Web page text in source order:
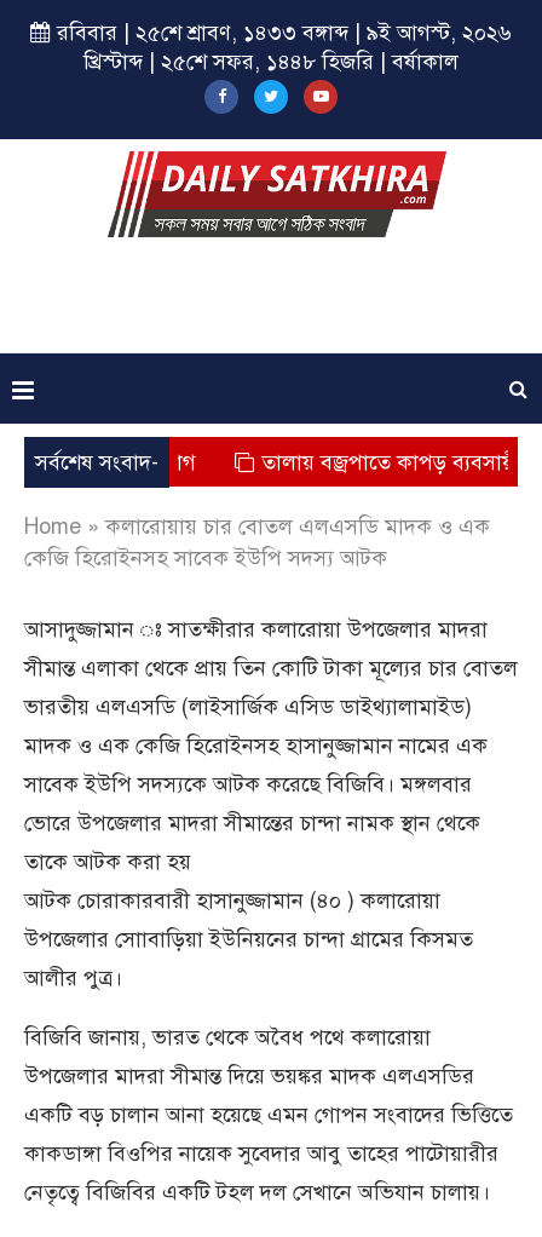
রবিবার | ২৫শে শ্রাবণ, ১৪৩৩ বঙ্গাব্দ | ৯ই আগস্ট, ২০২৬
খ্রিস্টাব্দ | ২৫শে সফর, ১৪৪৮ হিজরি | বর্ষাকাল
সর্বশেষ সংবাদ-
অভিযোগ তালায় বজ্রপাতে কাপড় ব্যবসায়ীর মৃত্যু
Home »কলারোয়ায় চার বোতল এলএসডি মাদক ও এক
কেজি হিরোইনসহ সাবেক ইউপি সদস্য আটক
আসাদুজ্জামান ঃ সাতক্ষীরার কলারোয়া উপজেলার মাদরা
সীমান্ত এলাকা থেকে প্রায় তিন কোটি টাকা মূল্যের চার বোতল
ভারতীয় এলএসডি (লাইসার্জিক এসিড ডাইথ্যালামাইড)
মাদক ও এক কেজি হিরোইনসহ হাসানুজ্জামান নামের এক
সাবেক ইউপি সদস্যকে আটক করেছে বিজিবি। মঙ্গলবার
ভোরে উপজেলার মাদরা সীমান্তের চান্দা নামক স্থান থেকে
তাকে আটক করা হয়
আটক চোরাকারবারী হাসানুজ্জামান (৪০ ) কলারোয়া
উপজেলার সোাবাড়িয়া ইউনিয়নের চান্দা গ্রামের কিসমত
আলীর পুত্র।
বিজিবি জানায়, ভারত থেকে অবৈধ পথে কলারোয়া
উপজেলার মাদরা সীমান্ত দিয়ে ভয়ঙ্কর মাদক এলএসডির
একটি বড় চালান আনা হয়েছে এমন গোপন সংবাদের ভিত্তিতে
কাকডাঙ্গা বিওপির নায়েক সুবেদার আবু তাহের পাটোয়ারীর
নেতৃত্বে বিজিবির একটি টহল দল সেখানে অভিযান চালায়।